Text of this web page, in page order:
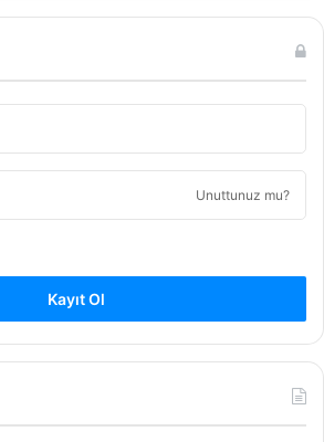
Unuttunuz mu?
Kayıt Ol